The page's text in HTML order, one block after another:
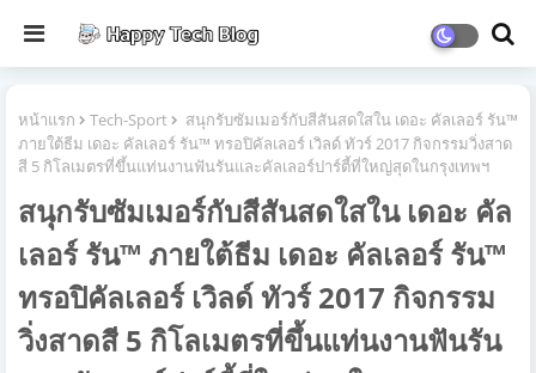
หน้าแรก Tech-Sport
สนุกรับซัมเมอร์กับสีสันสดใสใน เดอะ คัลเลอร์ รัน™
ภายใต้ธีม เดอะ คัลเลอร์ รัน™ ทรอปิคัลเลอร์ เวิลด์ ทัวร์ 2017 กิจกรรมวิ่งสาด
สี 5 กิโลเมตรที่ขึ้นแท่นงานฟันรันและคัลเลอร์ปาร์ตี้ที่ใหญ่สุดในกรุงเทพฯ
สนุกรับซัมเมอร์กับสีสันสดใสใน เดอะ คัล
เลอร์ รัน™ ภายใต้ธีม เดอะ คัลเลอร์ รัน™
ทรอปิคัลเลอร์ เวิลด์ ทัวร์ 2017 กิจกรรม
วิ่งสาดสี 5 กิโลเมตรที่ขึ้นแท่นงานฟันรัน